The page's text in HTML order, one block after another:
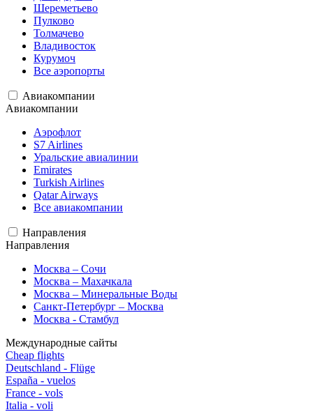
Шереметьево
Пулково
Толмачево
Владивосток
Курумоч
Все аэропорты
Авиакомпании
Авиакомпании
Аэрофлот
S7 Airlines
Уральские авиалинии
Emirates
Turkish Airlines
Qatar Airways
Все авиакомпании
Направления
Направления
Москва – Сочи
Москва – Махачкала
Москва – Минеральные Воды
Санкт-Петербург – Москва
Москва - Стамбул
Международные сайты
Cheap flights
Deutschland - Flüge
España - vuelos
France - vols
Italia - voli